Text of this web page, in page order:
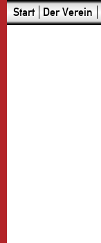
Start Der Verein